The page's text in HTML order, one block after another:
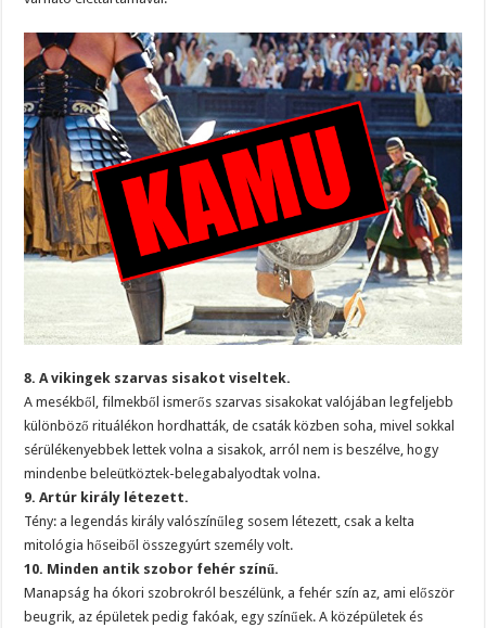
8. A vikingek szarvas sisakot viseltek.
A mesékből, filmekből ismerős szarvas sisakokat valójában legfeljebb
különböző rituálékon hordhatták, de csaták közben soha, mivel sokkal
sérülékenyebbek lettek volna a sisakok, arról nem is beszélve, hogy
mindenbe beleütköztek-belegabalyodtak volna.
9. Artúr király létezett.
Tény: a legendás király valószínűleg sosem létezett, csak a kelta
mitológia hőseiből összegyúrt személy volt.
10. Minden antik szobor fehér színű.
Manapság ha ókori szobrokról beszélünk, a fehér szín az, ami először
beugrik, az épületek pedig fakóak, egy színűek. A középületek és